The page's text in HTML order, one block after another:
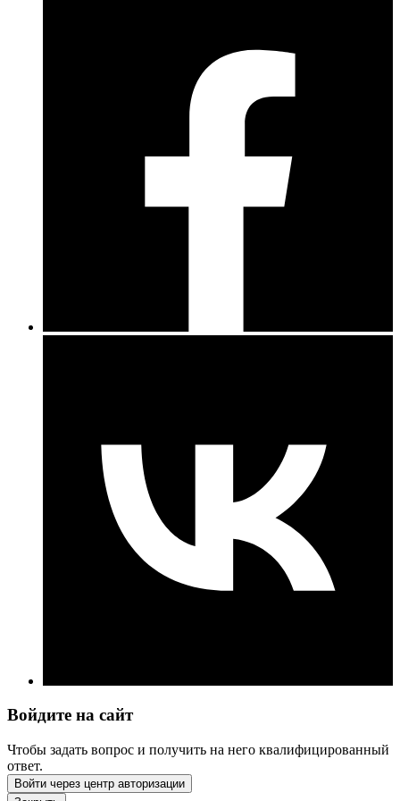
Войдите на сайт
Чтобы задать вопрос и получить на него квалифицированный
ответ.
Войти через центр авторизации